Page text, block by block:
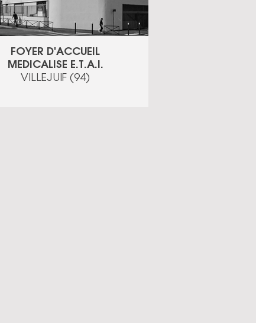
FOYER D'ACCUEIL
MEDICALISE E.T.A.I.
VILLEJUIF (94)